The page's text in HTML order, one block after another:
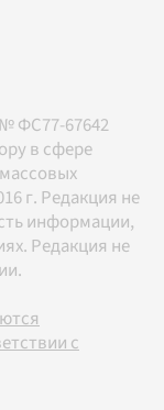
ФС77-67642
в сфере
г. Редакция не
информации,
Редакция не
с